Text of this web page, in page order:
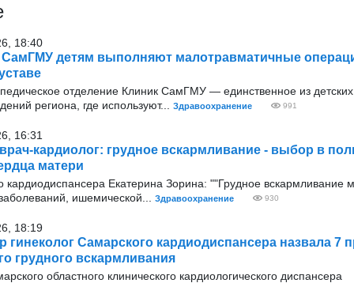
18:40
СамГМУ детям выполняют малотравматичные
отделение Клиник СамГМУ — единственное из
региона, где используют...
Здравоохранение 991
16:31
кардиолог: грудное вскармливание - выбор в
матери
кардиодиспансера Екатерина Зорина: ""Грудное вскармливание
ишемической...
Здравоохранение 930
18:19
гинеколог Самарского кардиодиспансера назвала 7
грудного вскармливания
областного клинического кардиологического диспансера